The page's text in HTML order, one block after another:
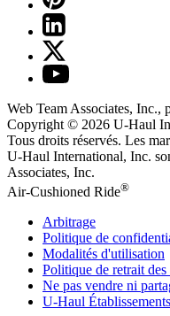
Web Team Associates, Inc.,
Copyright © 2026 U-Haul
Tous droits réservés. Les
U-Haul International, Inc.
Associates, Inc.
Air-Cushioned Ride®
Arbitrage
Politique de
Modalités d'utilisation
Politique de retrait
Ne pas vendre ni
U-Haul Établissements